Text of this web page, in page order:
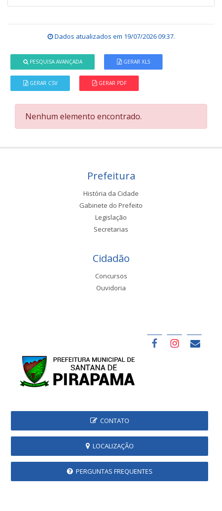
Dados atualizados em 19/07/2026 09:37.
PESQUISA AVANÇADA GERAR XLS
GERAR CSV GERAR PDF
Nenhum elemento encontrado.
Prefeitura
História da Cidade
Gabinete do Prefeito
Legislação
Secretarias
Cidadão
Concursos
Ouvidoria
CONTATO
LOCALIZAÇÃO
PERGUNTAS FREQUENTES